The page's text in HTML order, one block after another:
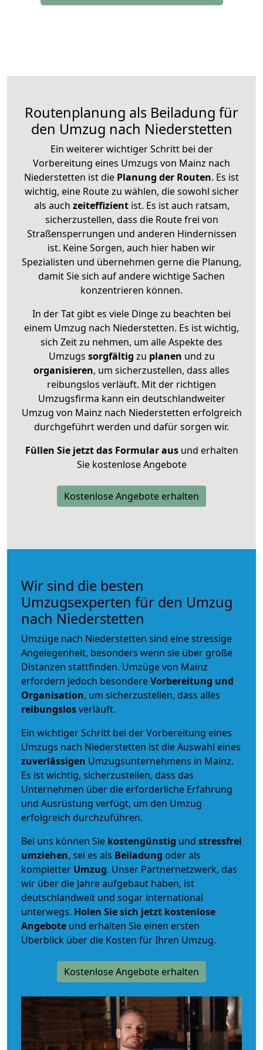
Routenplanung als Beiladung für
den Umzug nach Niederstetten
Ein weiterer wichtiger Schritt bei der
Vorbereitung eines Umzugs von Mainz nach
Niederstetten ist die Planung der Routen. Es ist
wichtig, eine Route zu wählen, die sowohl sicher
als auch zeiteffizientist. Es ist auch ratsam,
sicherzustellen, dass die Route frei von
Straßensperrungen und anderen Hindernissen
ist. Keine Sorgen, auch hier haben wir
Spezialisten und übernehmen gerne die Planung,
damit Sie sich auf andere wichtige Sachen
konzentrieren können.
In der Tat gibt es viele Dinge zu beachten bei
einem Umzug nach Niederstetten. Es ist wichtig,
sich Zeit zu nehmen, um alle Aspekte des
Umzugs sorgfältig zu planen und zu
organisieren, um sicherzustellen, dass alles
reibungslos verläuft. Mit der richtigen
Umzugsfirma kann ein deutschlandweiter
Umzug von Mainz nach Niederstetten erfolgreich
durchgeführt werden und dafür sorgen wir.
Füllen Sie jetzt das Formular ausund erhalten
Sie kostenlose Angebote
Kostenlose Angebote erhalten
Wir sind die besten
Umzugsexperten für den Umzug
nach Niederstetten
Umzüge nach Niederstetten sind eine stressige
Angelegenheit, besonders wenn sie über große
Distanzen stattfinden. Umzüge von Mainz
erfordern jedoch besondereVorbereitung und
Organisation, um sicherzustellen, dass alles
reibungslosverläuft.
Ein wichtiger Schritt bei der Vorbereitung eines
Umzugs nach Niederstetten ist die Auswahl eines
zuverlässigen Umzugsunternehmens in Mainz.
Es ist wichtig, sicherzustellen, dass das
Unternehmen über die erforderliche Erfahrung
und Ausrüstung verfügt, um den Umzug
erfolgreich durchzuführen.
Bei uns können Sie kostengünstig und stressfrei
umziehen, sei es als Beiladung oder als
kompletter Umzug. Unser Partnernetzwerk, das
wir über die Jahre aufgebaut haben, ist
deutschlandweit und sogar international
unterwegs. Holen Sie sich jetzt kostenlose
Angebote und erhalten Sie einen ersten
Überblick über die Kosten für Ihren Umzug.
Kostenlose Angebote erhalten